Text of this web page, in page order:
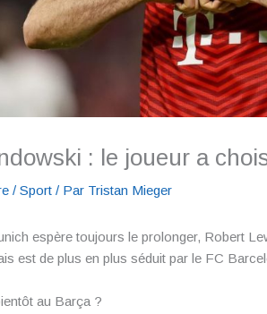
: le joueur a
/ Sport / Par Tristan Mieger
espère toujours le prolonger, Robert
est de plus en plus séduit par le FC
au Barça ?